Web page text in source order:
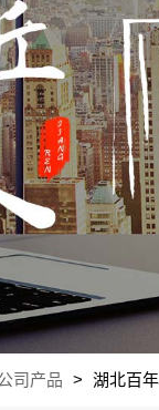
司产品 > 湖北百